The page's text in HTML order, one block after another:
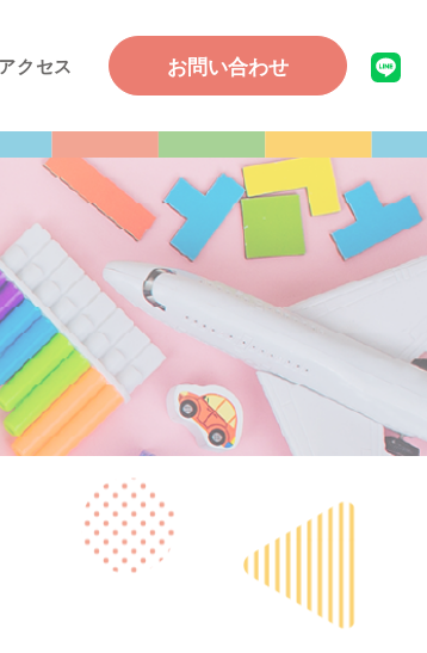
アクセス お問い合わせ